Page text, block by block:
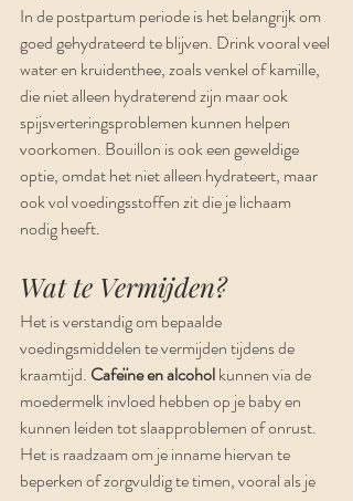
In de postpartum periode is het belangrijk om
goed gehydrateerd te blijven. Drink vooral veel
water en kruidenthee, zoals venkel of kamille,
die niet alleen hydraterend zijn maar ook
spijsverteringsproblemen kunnen helpen
voorkomen. Bouillon is ook een geweldige
optie, omdat het niet alleen hydrateert, maar
ook vol voedingsstoffen zit die je lichaam
nodig heeft.
Wat te Vermijden?
Het is verstandig om bepaalde
voedingsmiddelen te vermijden tijdens de
kraamtijd. Cafeïne en alcohol kunnen via de
moedermelk invloed hebben op je baby en
kunnen leiden tot slaapproblemen of onrust.
Het is raadzaam om je inname hiervan te
beperken of zorgvuldig te timen, vooral als je